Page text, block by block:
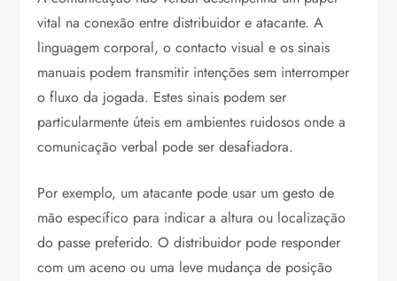
vital na conexão entre distribuidor e atacante. A
linguagem corporal, o contacto visual e os sinais
manuais podem transmitir intenções sem interromper
o fluxo da jogada. Estes sinais podem ser
particularmente úteis em ambientes ruidosos onde a
comunicação verbal pode ser desafiadora.
Por exemplo, um atacante pode usar um gesto de
mão específico para indicar a altura ou localização
do passe preferido. O distribuidor pode responder
com um aceno ou uma leve mudança de posição